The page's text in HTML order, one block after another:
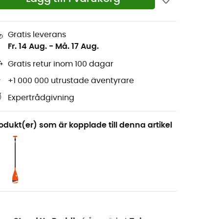
Gratis leverans
Fr. 14 Aug. - Må. 17 Aug.
Gratis retur inom 100 dagar
+1 000 000 utrustade äventyrare
Expertrådgivning
som är kopplade till denna artikel